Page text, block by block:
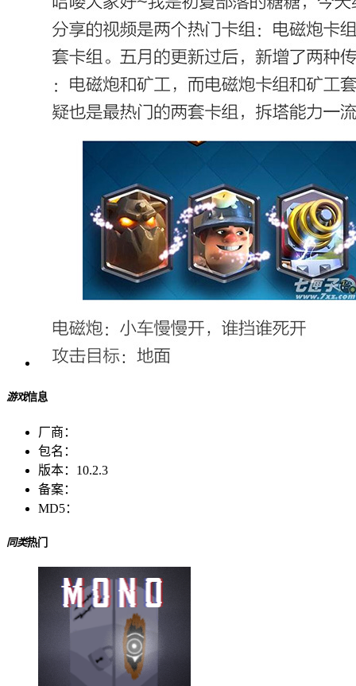
游戏信息
厂商：
包名：
版本： 10.2.3
备案：
MD5：
同类热门